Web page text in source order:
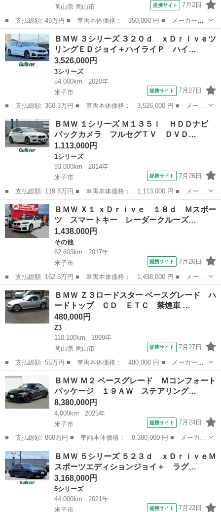
岡山県 岡山市
提携サイト 7月2日
■ 支払総額: 49万円 ■ 車両本体価格： 350,000 円 ■ メーカー
名： ＢＭＷ ■ 車種名： ３シリーズ ■ グレード名： ３２０ｉ
ツーリング アイバッハ製ダウンサス／純正１８インチアルミ／ＨＩ
Ｄヘッドライト／...
岡山 岡山市
ＢＭＷ ３シリーズ ３２０ｄ ｘＤｒｉｖｅツ
リングＥＤジョイ＋ハイライＰ ハイ…
3,526,000円
3シリーズ
54,000km
2020年
米子市
提携サイト 7月27日
■ 支払総額: 360.3万円 ■ 車両本体価格： 3,526,000 円 ■ メーカ
ー名： ＢＭＷ ■ 車種名： ３シリーズ ■ グレード名： ３２０
ｄ ｘＤｒｉｖｅツリングＥＤジョイ＋ハイライＰ ハイラインパッ
ケージ ...
鳥取 米子市 3シリーズ
ＢＭＷ １シリーズ Ｍ１３５ｉ ＨＤＤナビ
バックカメラ フルセグＴＶ ＤＶＤ…
1,113,000円
1シリーズ
93,000km
2014年
米子市
提携サイト 7月26日
■ 支払総額: 119.8万円 ■ 車両本体価格： 1,113,000 円 ■ メーカ
ー名： ＢＭＷ ■ 車種名： １シリーズ ■ グレード名： Ｍ１３
５ｉ ＨＤＤナビ バックカメラ フルセグＴＶ ＤＶＤ ＣＤ Ｍ
ＳＶ Ｕ...
鳥取 米子市
ＢＭＷ Ｘ１ ｘＤｒｉｖｅ １８ｄ Ｍスポー
ツ スマートキー レーダークルーズ…
1,438,000円
その他
62,603km
2017年
米子市
提携サイト 7月26日
■ 支払総額: 162.5万円 ■ 車両本体価格： 1,438,000 円 ■ メーカ
ー名： ＢＭＷ ■ 車種名： Ｘ１ ■ グレード名： ｘＤｒｉｖ
ｅ １８ｄ Ｍスポーツ スマートキー レーダークルーズ ルーフ
レール パ...
鳥取 米子市
ＢＭＷ Ｚ３ロードスター ベースグレード ハ
ードトップ ＣＤ ＥＴＣ 禁煙車 …
480,000円
Z3
110,100km
1999年
岡山県 岡山市
提携サイト 7月27日
■ 支払総額: 55万円 ■ 車両本体価格： 480,000 円 ■ メーカー
名： ＢＭＷ ■ 車種名： Ｚ３ロードスター ■ グレード名： ベ
ースグレード ハードトップ ＣＤ ＥＴＣ 禁煙車 ■ 排気量：
1900cc ...
岡山
ＢＭＷ Ｍ２ ベースグレード Ｍコンフォート
パッケージ １９ＡＷ ステアリング…
8,380,000円
4,000km
2025年
米子市
提携サイト 7月24日
■ 支払総額: 860万円 ■ 車両本体価格： 8,380,000 円 ■ メーカー
名： ＢＭＷ ■ 車種名： Ｍ２ ■ グレード名： ベースグレー
ド Ｍコンフォートパッケージ １９ＡＷ ステアリングヒーター
ＵＶカットガ...
鳥取 米子市
ＢＭＷ ５シリーズ ５２３ｄ ｘＤｒｉｖｅＭ
スポーツエディションジョイ＋ ラグ…
3,168,000円
5シリーズ
44,000km
2021年
米子市
提携サイト 7月22日